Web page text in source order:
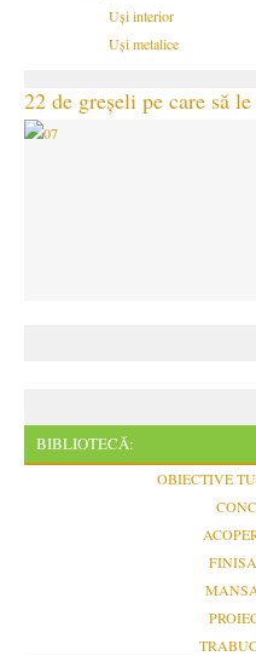
Uși interior
Uși metalice
22 de greșeli pe care să
BIBLIOTECĂ:
OBIECTIVE